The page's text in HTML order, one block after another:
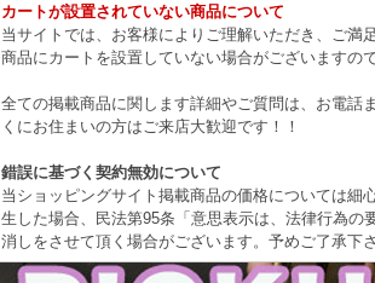
カートが設置されていない商品について
当サイトでは、お客様によりご理解いただき、ご
商品にカートを設置していない場合がございますの
全ての掲載商品に関します詳細やご質問は、お電話
くにお住まいの方はご来店大歓迎です！！
錯誤に基づく契約無効について
当ショッピングサイト掲載商品の価格については細
生した場合、民法第95条「意思表示は、法律行為の
消しをさせて頂く場合がございます。予めご了承下さ